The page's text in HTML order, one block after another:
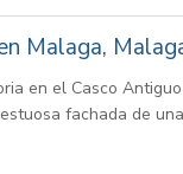
Malaga,
en el Casco
fachada de